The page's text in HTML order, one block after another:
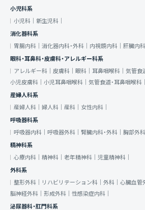
小児科系
小児科｜ 新生児科｜
消化器科系
胃腸内科｜ 消化器内科・外科｜ 内視鏡内科｜ 肝臓内科
眼科・耳鼻科・皮膚科・アレルギー科系
アレルギー科｜ 皮膚科｜ 眼科｜ 耳鼻咽喉科｜ 気管食
小児皮膚科｜ 小児耳鼻咽喉科｜ 気管食道・耳鼻咽喉科｜
産婦人科系
産婦人科｜ 婦人科｜ 産科｜ 女性内科｜
呼吸器科系
呼吸器内科｜ 呼吸器外科｜ 腎臓内科・外科｜ 胸部外科
精神科系
心療内科｜ 精神科｜ 老年精神科｜ 児童精神科｜
外科系
整形外科｜
リハビリテーション科｜ 外科｜ 心臓血管
脳神経外科｜ 形成外科｜ 性感染症内科｜
泌尿器科・肛門科系